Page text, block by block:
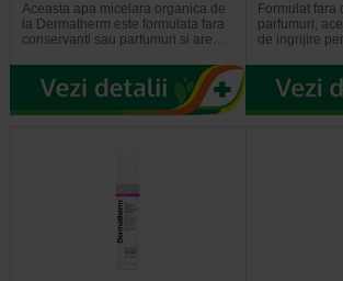
Aceasta apa micelara organica de
la Dermatherm este formulata fara
conservanti sau parfumuri si are…
Formulat fara
parfumuri,
de ingrijire